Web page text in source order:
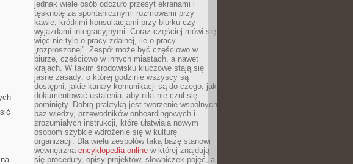
jednak wiele osób odczuło przesyt ekranami i
tęsknotę za spontanicznymi rozmowami przy
kawie, krótkimi konsultacjami przy biurku czy
wyjazdami integracyjnymi. Coraz częściej mówi się
więc nie tyle o pracy zdalnej, ile o pracy
„rozproszonej”. Zespół może być częściowo w
biurze, częściowo w innych miastach, a nawet
krajach. W takim środowisku kluczowe stają się
jasne zasady: o której godzinie wszyscy są
dostępni, jakie kanały komunikacji są do czego, jak
dokumentować ustalenia, aby nikt nie czuł się
pominięty. Dobrą praktyką jest tworzenie wspólnych
baz wiedzy, przewodników onboardingowych i
zrozumiałych instrukcji, które ułatwiają nowym
osobom szybkie wdrożenie się w kulturę
organizacji. Dla wielu zespołów taką bazę stanowi
wewnętrzna encyklopedia online w której znajdują
się procedury, opisy projektów, słowniczek pojęć, a